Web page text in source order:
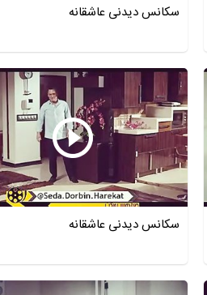
سکانس دیدنی عاشقانه
سکانس دیدنی عاشقانه